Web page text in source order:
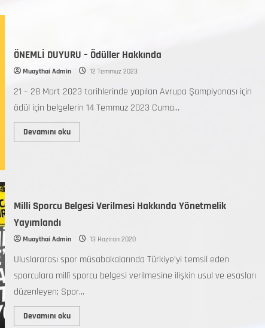
ÖNEMLİ DUYURU – Ödüller Hakkında
Muaythai Admin 12 Temmuz 2023
21 – 28 Mart 2023 tarihlerinde yapılan Avrupa Şampiyonası için
ödül için belgelerin 14 Temmuz 2023 Cuma...
Devamını oku
Milli Sporcu Belgesi Verilmesi Hakkında Yönetmelik
Yayımlandı
Muaythai Admin 13 Haziran 2020
Uluslararası spor müsabakalarında Türkiye’yi temsil eden
sporculara millî sporcu belgesi verilmesine ilişkin usul ve esasları
düzenleyen; Spor...
Devamını oku